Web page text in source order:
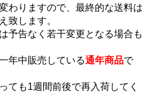
わりますので、最終的な送料は
致します。
予告なく若干変更となる場合も
年中販売している通年商品で
ても1週間前後で再入荷してく